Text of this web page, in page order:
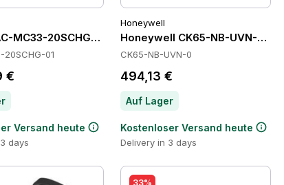
MC33-20SCHG-01 Cradles
20SCHG-01
€
Versand heute
days
Honeywell
Honeywell CK65-NB-UVN-0
CK65-NB-UVN-0
494,13 €
Auf Lager
Kostenloser Versand heute
Delivery in 3 days
33%